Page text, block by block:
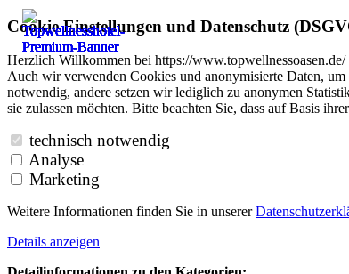
Cookie Einstellungen und Datenschutz
Herzlich Willkommen bei https://www.topwellnessoasen.de/
Auch wir verwenden Cookies und anonymisierte Daten,
notwendig, andere setzen wir lediglich zu anonymen
sie zulassen möchten. Bitte beachten Sie, dass auf Basis
technisch notwendig
Analyse
Marketing
Weitere Informationen finden Sie in unserer
Details anzeigen